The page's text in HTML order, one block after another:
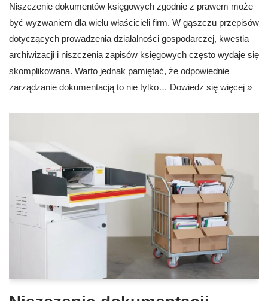
Niszczenie dokumentów księgowych zgodnie z prawem może
być wyzwaniem dla wielu właścicieli firm. W gąszczu przepisów
dotyczących prowadzenia działalności gospodarczej, kwestia
archiwizacji i niszczenia zapisów księgowych często wydaje się
skomplikowana. Warto jednak pamiętać, że odpowiednie
zarządzanie dokumentacją to nie tylko… Dowiedz się więcej »